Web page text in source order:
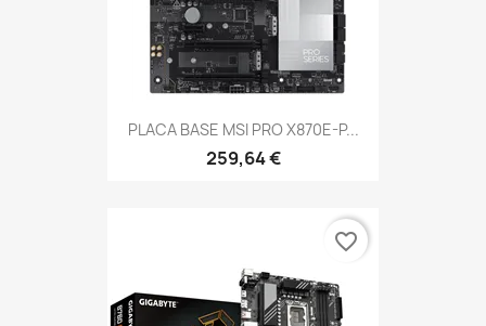
PLACA BASE MSI PRO X870E-P...
259,64 €
favorite_border